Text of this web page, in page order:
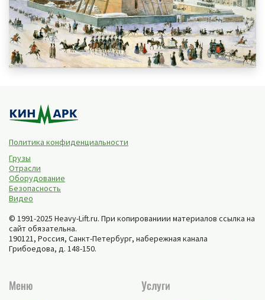
Политика конфиденциальности
Грузы
Отрасли
Оборудование
Безопасность
Видео
© 1991-2025 Heavy-Lift.ru. При копированиии материалов ссылка на
сайт обязательна.
190121, Россия, Санкт-Петербург, набережная канала
Грибоедова, д. 148-150.
Меню Услуги